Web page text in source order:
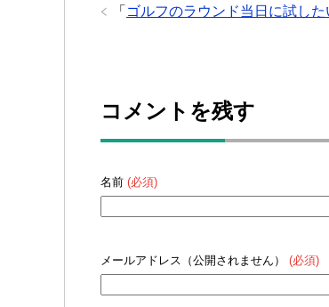
「 ゴルフのラウンド当日に試し
コメントを残す
名前 (必須)
メールアドレス（公開されません） (必須)